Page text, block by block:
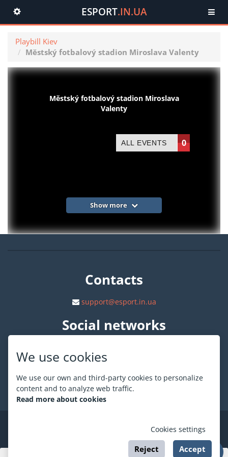
We use cookies
We use our own and third-party cookies to personalize
content and to analyze web traffic.
Read more about cookies
Cookies settings
Reject Accept
Toggle
navigation
ESPORT.IN.UA
Playbill Kiev
Městský fotbalový stadion Miroslava Valenty
Městský fotbalový stadion Miroslava
Valenty
ALL EVENTS 0
Show more
Contacts
support@esport.in.ua
Social networks
About ESPORT